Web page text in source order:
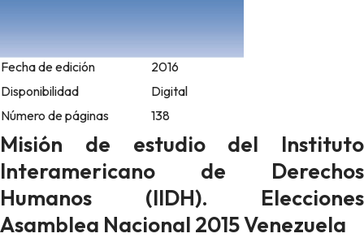
Fecha de edición
2016
Disponibilidad
Digital
Número de páginas
138
Misión de estudio del Instituto
Interamericano de Derechos
Humanos (IIDH). Elecciones
Asamblea Nacional 2015 Venezuela